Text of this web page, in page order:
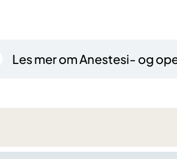
Les mer om Anestesi- og